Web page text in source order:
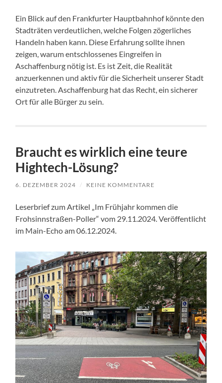
Ein Blick auf den Frankfurter Hauptbahnhof könnte den
Stadträten verdeutlichen, welche Folgen zögerliches
Handeln haben kann. Diese Erfahrung sollte ihnen
zeigen, warum entschlossenes Eingreifen in
Aschaffenburg nötig ist. Es ist Zeit, die Realität
anzuerkennen und aktiv für die Sicherheit unserer Stadt
einzutreten. Aschaffenburg hat das Recht, ein sicherer
Ort für alle Bürger zu sein.
Braucht es wirklich eine teure
Hightech-Lösung?
6. DEZEMBER 2024 / KEINE KOMMENTARE
Leserbrief zum Artikel „Im Frühjahr kommen die
Frohsinnstraßen-Poller“ vom 29.11.2024. Veröffentlicht
im Main-Echo am 06.12.2024.